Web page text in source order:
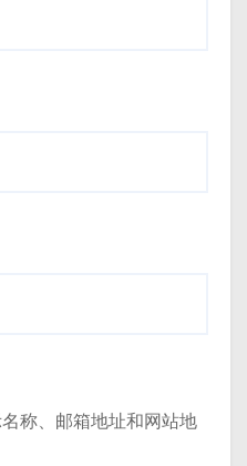
称、邮箱地址和网站地